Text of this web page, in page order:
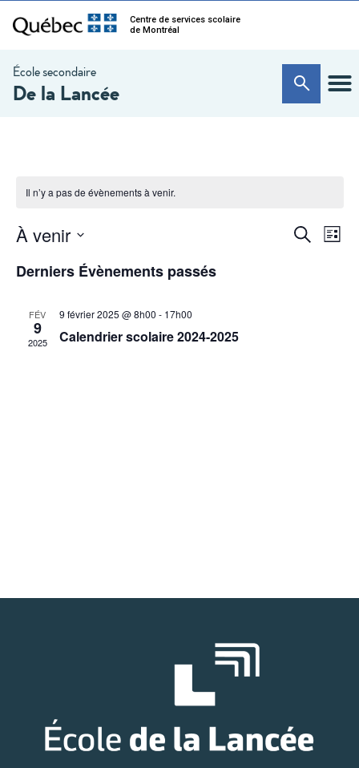
Centre de services scolaire
de Montréal
École secondaire
De la Lancée
Il n’y a pas de évènements à venir.
Recherche
de
Liste
À venir
une
date.
Derniers Évènements passés
FÉV
9
2025
9 février 2025 @ 8h00 - 17h00
Calendrier scolaire 2024-2025